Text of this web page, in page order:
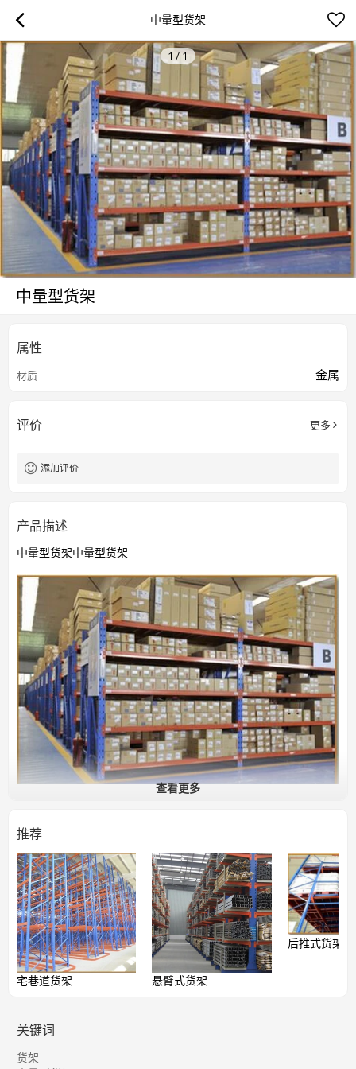
中量型货架
1 / 1
中量型货架
属性
材质 金属
评价 更多
添加评价
产品描述
中量型货架中量型货架
查看更多
推荐
宅巷道货架 悬臂式货架
后推式货架
关键词
货架